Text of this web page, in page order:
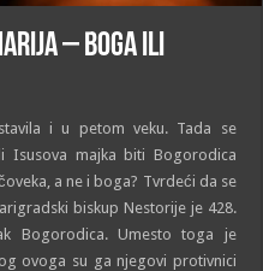
– Boga ili
i u petom veku. Tada se
Isusova majka biti Bogorodica
a ne i boga? Tvrdeći da se
biskup Nestorije je 428.
Bogorodica. Umesto toga je
ovoga su ga njegovi protivnici